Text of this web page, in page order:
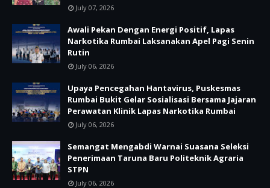
July 07, 2026
Awali Pekan Dengan Energi Positif, Lapas
Narkotika Rumbai Laksanakan Apel Pagi Senin
Rutin
July 06, 2026
Upaya Pencegahan Hantavirus, Puskesmas
Rumbai Bukit Gelar Sosialisasi Bersama Jajaran
Perawatan Klinik Lapas Narkotika Rumbai
July 06, 2026
Semangat Mengabdi Warnai Suasana Seleksi
Penerimaan Taruna Baru Politeknik Agraria
STPN
July 06, 2026